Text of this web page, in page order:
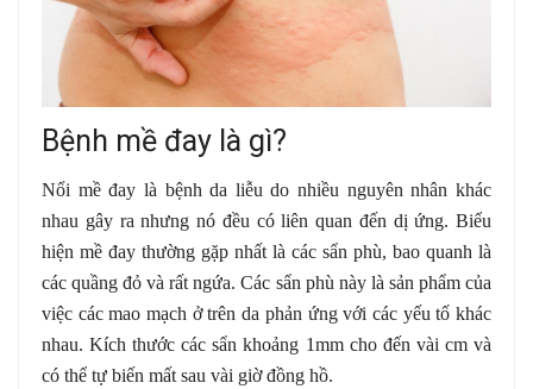
Bệnh mề đay là gì?
Nổi mề đay là bệnh da liễu do nhiều nguyên nhân khác
nhau gây ra nhưng nó đều có liên quan đến dị ứng. Biểu
hiện mề đay thường gặp nhất là các sẩn phù, bao quanh là
các quầng đỏ và rất ngứa. Các sẩn phù này là sản phẩm của
việc các mao mạch ở trên da phản ứng với các yếu tố khác
nhau. Kích thước các sẩn khoảng 1mm cho đến vài cm và
có thể tự biến mất sau vài giờ đồng hồ.